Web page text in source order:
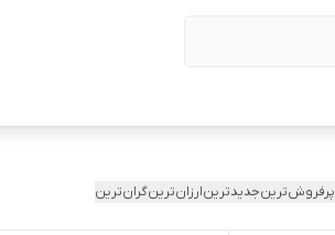
پرفروش‌ترینجدیدترینارزان‌ترینگران‌ترین